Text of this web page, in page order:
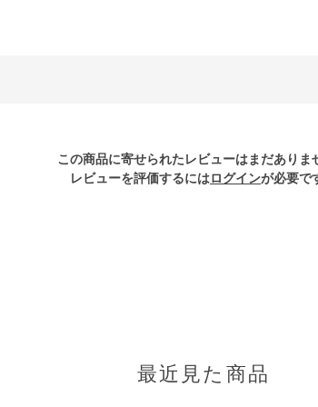
この商品に寄せられたレビューはまだありま
レビューを評価するにはログインが必要で
最近見た商品